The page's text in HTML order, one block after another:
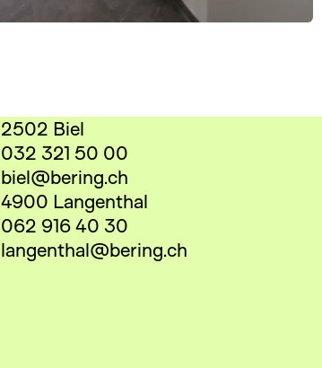
2502 Biel
032 321 50 00
biel@bering.ch
4900 Langenthal
062 916 40 30
langenthal@bering.ch